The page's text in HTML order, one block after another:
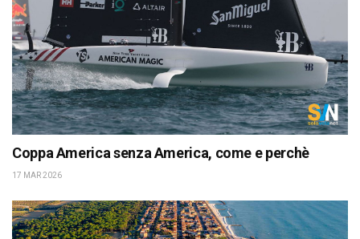
Coppa America senza America, come e perchè
17 MAR 2026